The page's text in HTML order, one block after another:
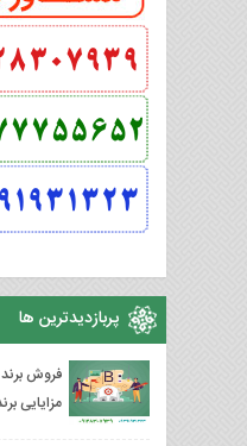
پربازدیدترین ها
فروش
مزایایی